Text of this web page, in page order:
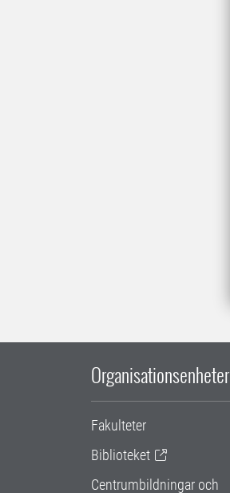
Organisationsenheter
Fakulteter
Biblioteket
Centrumbildningar och